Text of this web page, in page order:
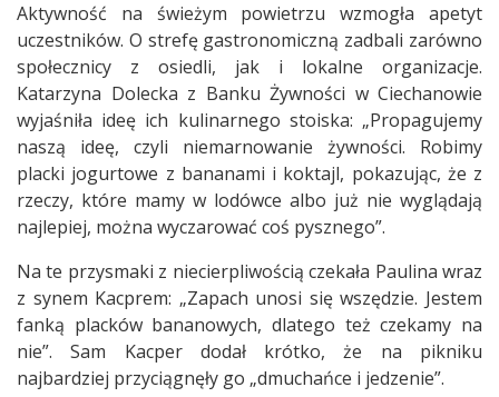
Aktywność na świeżym powietrzu wzmogła apetyt
uczestników. O strefę gastronomiczną zadbali zarówno
społecznicy z osiedli, jak i lokalne organizacje.
Katarzyna Dolecka z Banku Żywności w Ciechanowie
wyjaśniła ideę ich kulinarnego stoiska: „Propagujemy
naszą ideę, czyli niemarnowanie żywności. Robimy
placki jogurtowe z bananami i koktajl, pokazując, że z
rzeczy, które mamy w lodówce albo już nie wyglądają
najlepiej, można wyczarować coś pysznego”.
Na te przysmaki z niecierpliwością czekała Paulina wraz
z synem Kacprem: „Zapach unosi się wszędzie. Jestem
fanką placków bananowych, dlatego też czekamy na
nie”. Sam Kacper dodał krótko, że na pikniku
najbardziej przyciągnęły go „dmuchańce i jedzenie”.